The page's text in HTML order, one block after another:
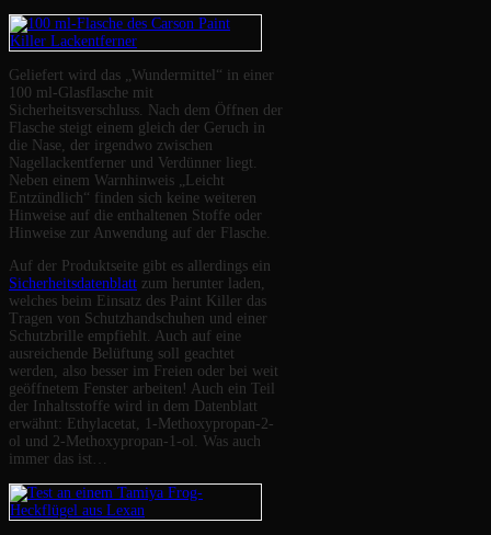
Geliefert wird das „Wundermittel“ in einer
100 ml-Glasflasche mit
Sicherheitsverschluss. Nach dem Öffnen der
Flasche steigt einem gleich der Geruch in
die Nase, der irgendwo zwischen
Nagellackentferner und Verdünner liegt.
Neben einem Warnhinweis „Leicht
Entzündlich“ finden sich keine weiteren
Hinweise auf die enthaltenen Stoffe oder
Hinweise zur Anwendung auf der Flasche.
Auf der Produktseite gibt es allerdings ein
Sicherheitsdatenblatt zum herunter laden,
welches beim Einsatz des Paint Killer das
Tragen von Schutzhandschuhen und einer
Schutzbrille empfiehlt. Auch auf eine
ausreichende Belüftung soll geachtet
werden, also besser im Freien oder bei weit
geöffnetem Fenster arbeiten! Auch ein Teil
der Inhaltsstoffe wird in dem Datenblatt
erwähnt: Ethylacetat, 1-Methoxypropan-2-
ol und 2-Methoxypropan-1-ol. Was auch
immer das ist…